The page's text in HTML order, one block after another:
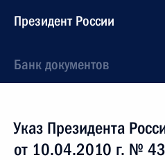
Президент России
Банк документов
Указ Президента
от 10.04.2010 г. №